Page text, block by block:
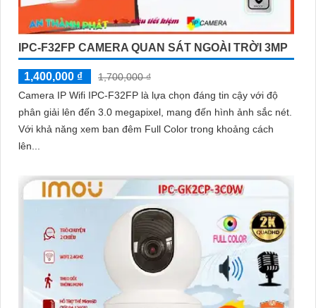
IPC-F32FP CAMERA QUAN SÁT NGOÀI TRỜI 3MP
1,400,000 ₫
1,700,000 ₫
Camera IP Wifi IPC-F32FP là lựa chọn đáng tin cậy với độ
phân giải lên đến 3.0 megapixel, mang đến hình ảnh sắc nét.
Với khả năng xem ban đêm Full Color trong khoảng cách
lên...